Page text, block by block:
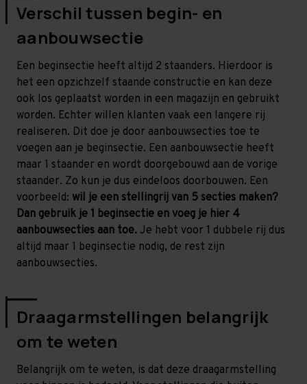
Verschil tussen begin- en
aanbouwsectie
Een beginsectie heeft altijd 2 staanders. Hierdoor is
het een opzichzelf staande constructie en kan deze
ook los geplaatst worden in een magazijn en gebruikt
worden. Echter willen klanten vaak een langere rij
realiseren. Dit doe je door aanbouwsecties toe te
voegen aan je beginsectie. Een aanbouwsectie heeft
maar 1 staander en wordt doorgebouwd aan de vorige
staander. Zo kun je dus eindeloos doorbouwen. Een
voorbeeld: wil je een stellingrij van 5 secties maken?
Dan gebruik je 1 beginsectie en voeg je hier 4
aanbouwsecties aan toe. Je hebt voor 1 dubbele rij dus
altijd maar 1 beginsectie nodig, de rest zijn
aanbouwsecties.
Draagarmstellingen belangrijk
om te weten
Belangrijk om te weten, is dat deze draagarmstelling